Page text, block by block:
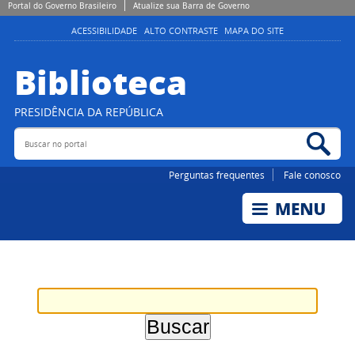
Portal do Governo Brasileiro Atualize sua Barra de Governo
ACESSIBILIDADE ALTO CONTRASTE MAPA DO SITE
Biblioteca
PRESIDÊNCIA DA REPÚBLICA
Buscar no portal
Perguntas frequentes Fale conosco